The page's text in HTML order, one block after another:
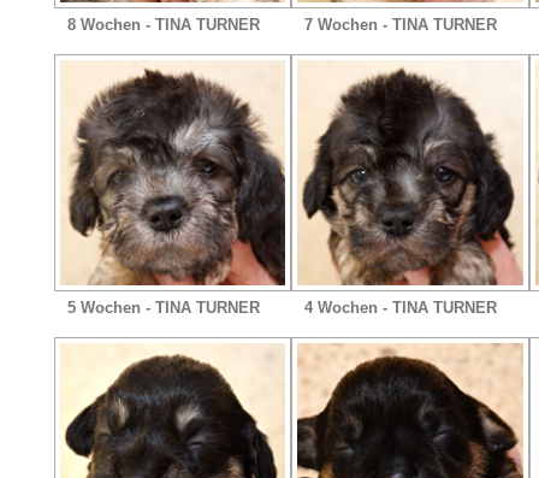
8 Wochen - TINA TURNER 7 Wochen - TINA TURNER
5 Wochen - TINA TURNER 4 Wochen - TINA TURNER